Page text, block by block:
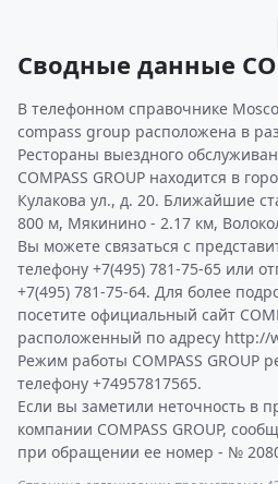
Сводные данные
В телефонном справочнике
compass group расположена в
Рестораны выездного
COMPASS GROUP находится в
Кулакова ул., д. 20. Ближайшие
800 м, Мякинино - 2.17 км,
Вы можете связаться с
телефону +7(495) 781-75-65 или
+7(495) 781-75-64. Для более
посетите официальный сайт
расположенный по адресу http://
Режим работы COMPASS GROUP
телефону +74957817565.
Если вы заметили неточность в
компании COMPASS GROUP,
при обращении ее номер - №